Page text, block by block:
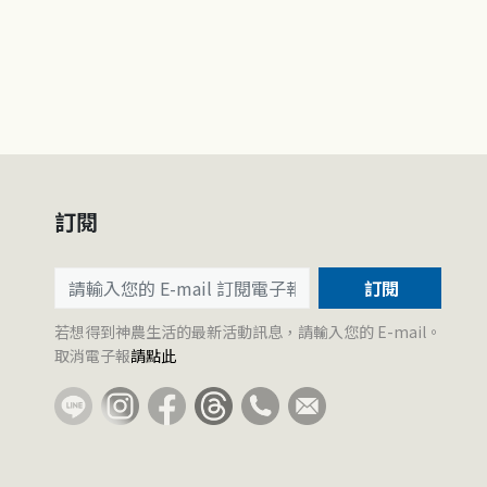
訂閱
訂閱
若想得到神農生活的最新活動訊息，請輸入您的 E-mail。
取消電子報請點此